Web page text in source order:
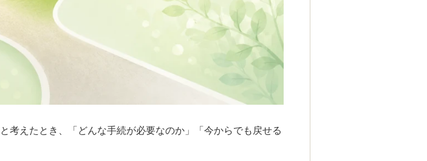
考えたとき、「どんな手続が必要なのか」「今からでも戻せる